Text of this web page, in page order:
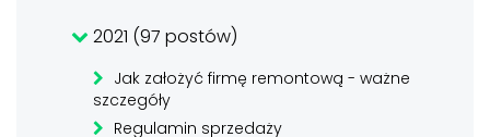
2021 (97 postów)
Jak założyć firmę remontową - ważne
szczegóły
Regulamin sprzedaży